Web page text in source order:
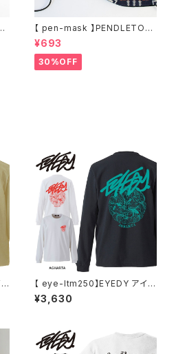
【 pen-mask 】PENDLETON
ペンドルトン ファッションマス
ク アウトドア フリーサイズ アウ
トドア 通勤 通学 通気性 マスク
乾燥しない 蒸れない
¥693
30%OFF
【 eye-ltm250】EYEDY アイデ
ィー 大きいサイズ メンズ ロング
Tシャツ AGHARTA ロンT 長
TE BLACK ホワイト ブラック
¥3,630